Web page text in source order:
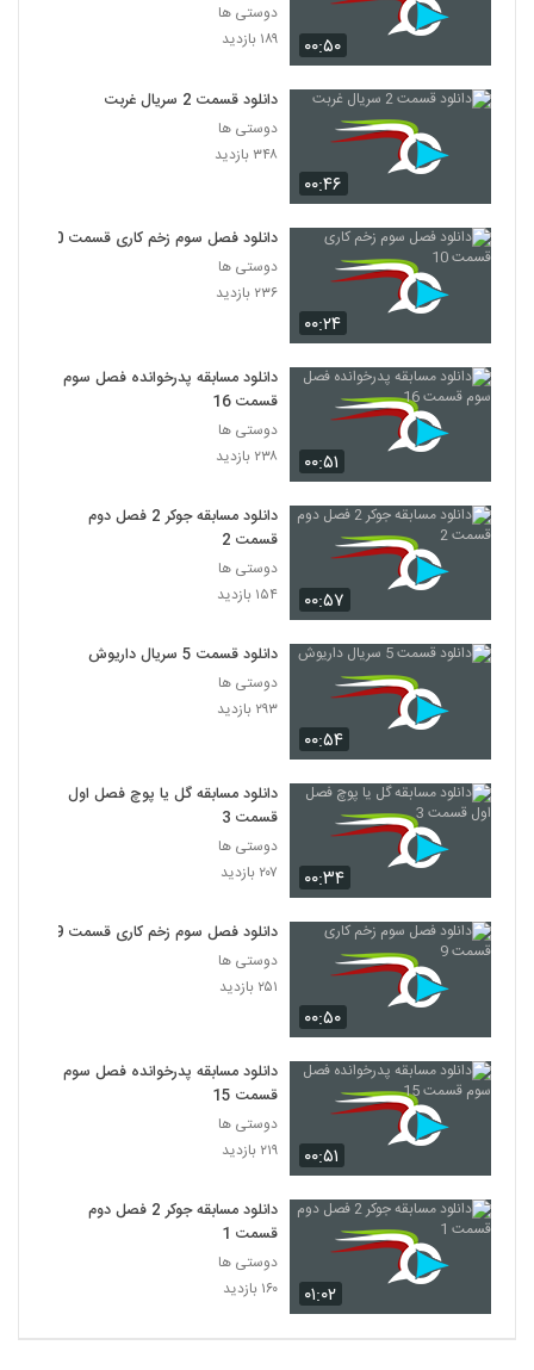
۰۰:۵۰
دوستی ها
۱۸۹ بازدید
۰۰:۴۶
دانلود قسمت 2 سریال غربت
دوستی ها
۳۴۸ بازدید
۰۰:۲۴
دانلود فصل سوم زخم کاری قسمت 10
دوستی ها
۲۳۶ بازدید
۰۰:۵۱
دانلود مسابقه پدرخوانده فصل سوم
قسمت 16
دوستی ها
۲۳۸ بازدید
۰۰:۵۷
دانلود مسابقه جوکر 2 فصل دوم
قسمت 2
دوستی ها
۱۵۴ بازدید
۰۰:۵۴
دانلود قسمت 5 سریال داریوش
دوستی ها
۲۹۳ بازدید
۰۰:۳۴
دانلود مسابقه گل یا پوچ فصل اول
قسمت 3
دوستی ها
۲۰۷ بازدید
۰۰:۵۰
دانلود فصل سوم زخم کاری قسمت 9
دوستی ها
۲۵۱ بازدید
۰۰:۵۱
دانلود مسابقه پدرخوانده فصل سوم
قسمت 15
دوستی ها
۲۱۹ بازدید
۰۱:۰۲
دانلود مسابقه جوکر 2 فصل دوم
قسمت 1
دوستی ها
۱۶۰ بازدید